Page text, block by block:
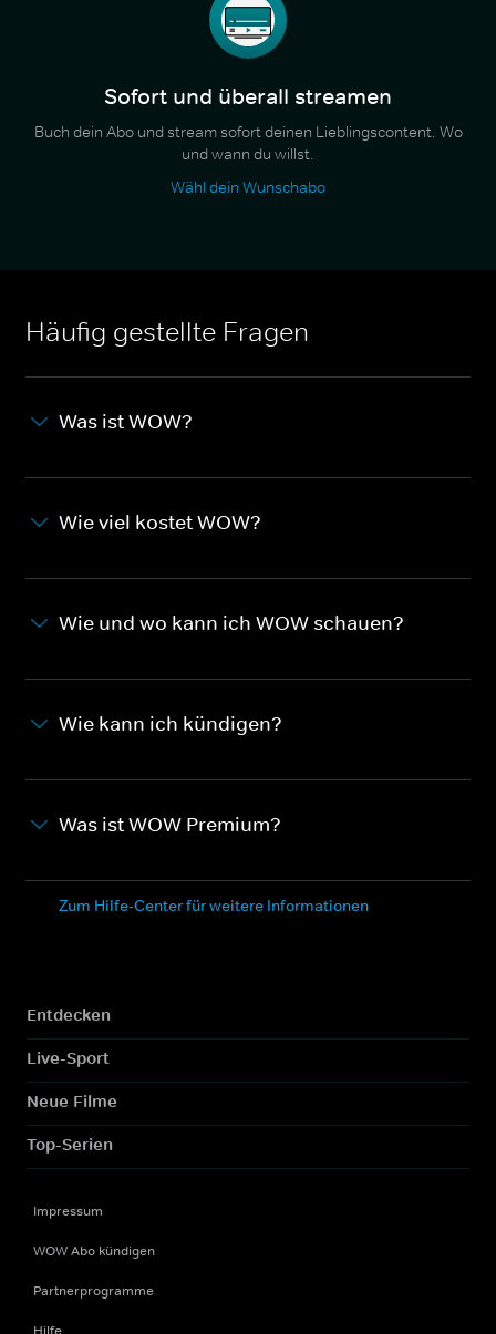
Sofort und überall streamen
Buch dein Abo und stream sofort deinen Lieblingscontent. Wo
und wann du willst.
Wähl dein Wunschabo
Häufig gestellte Fragen
Was ist WOW?
Wie viel kostet WOW?
Wie und wo kann ich WOW schauen?
Wie kann ich kündigen?
Was ist WOW Premium?
Zum Hilfe-Center für weitere Informationen
Entdecken
Live-Sport
Neue Filme
Top-Serien
Impressum
WOW Abo kündigen
Partnerprogramme